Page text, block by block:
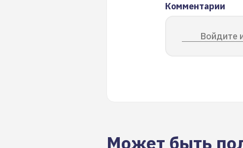
Комментарии
Войдите
Может быть